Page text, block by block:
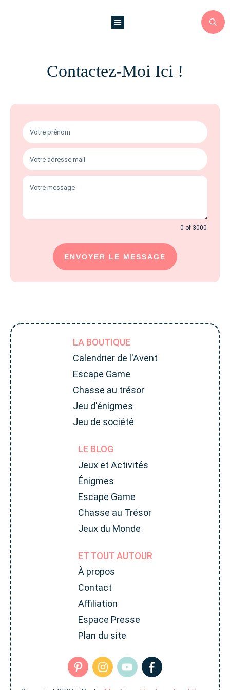
Contactez-Moi Ici !
0 of 3000
ENVOYER LE MESSAGE
LA BOUTIQUE
Calendrier de l'Avent
Escape Game
Chasse au trésor
Jeu d'énigmes
Jeu de société
LE BLOG
Jeux et Activités
Énigmes
Escape Game
Chasse au Trésor
Jeux du Monde
ET TOUT AUTOUR
À propos
Contact
Affiliation
Espace Presse
Plan du site